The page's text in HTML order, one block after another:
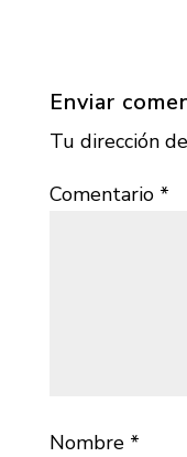
Enviar
Tu dirección
Comentario *
Nombre *